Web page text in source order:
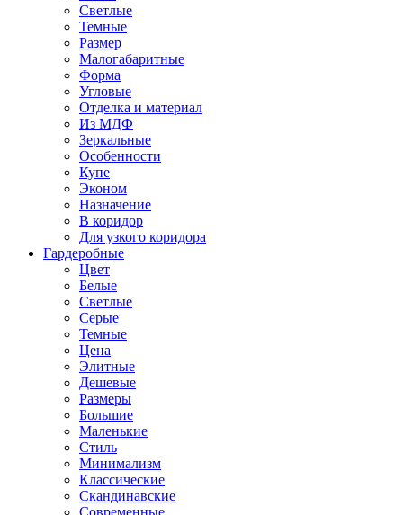
Светлые
Темные
Размер
Малогабаритные
Форма
Угловые
Отделка и материал
Из МДФ
Зеркальные
Особенности
Купе
Эконом
Назначение
В коридор
Для узкого коридора
Гардеробные
Цвет
Белые
Светлые
Серые
Темные
Цена
Элитные
Дешевые
Размеры
Большие
Маленькие
Стиль
Минимализм
Классические
Скандинавские
Современные